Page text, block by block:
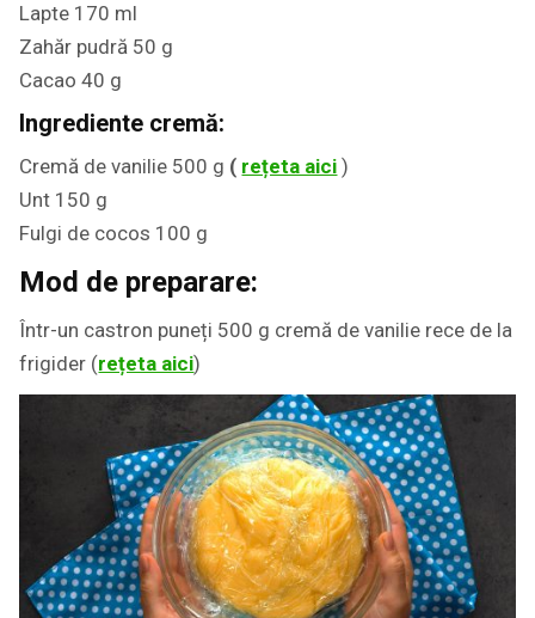
Lapte 170 ml
Zahăr pudră 50 g
Cacao 40 g
Ingrediente cremă:
Cremă de vanilie 500 g ( rețeta aici )
Unt 150 g
Fulgi de cocos 100 g
Mod de preparare:
Într-un castron puneți 500 g cremă de vanilie rece de la
frigider (rețeta aici)